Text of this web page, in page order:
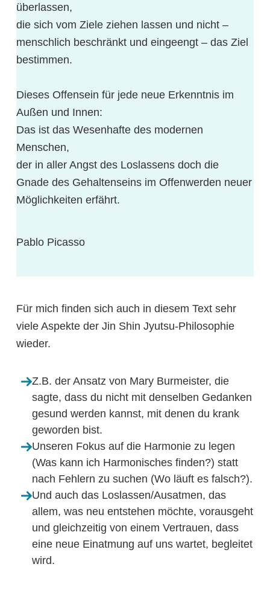
überlassen,
die sich vom Ziele ziehen lassen und nicht –
menschlich beschränkt und eingeengt – das Ziel
bestimmen.
Dieses Offensein für jede neue Erkenntnis im
Außen und Innen:
Das ist das Wesenhafte des modernen
Menschen,
der in aller Angst des Loslassens doch die
Gnade des Gehaltenseins im Offenwerden neuer
Möglichkeiten erfährt.
Pablo Picasso
Für mich finden sich auch in diesem Text sehr
viele Aspekte der Jin Shin Jyutsu-Philosophie
wieder.
Z.B. der Ansatz von Mary Burmeister, die
sagte, dass du nicht mit denselben Gedanken
gesund werden kannst, mit denen du krank
geworden bist.
Unseren Fokus auf die Harmonie zu legen
(Was kann ich Harmonisches finden?) statt
nach Fehlern zu suchen (Wo läuft es falsch?).
Und auch das Loslassen/Ausatmen, das
allem, was neu entstehen möchte, vorausgeht
und gleichzeitig von einem Vertrauen, dass
eine neue Einatmung auf uns wartet, begleitet
wird.